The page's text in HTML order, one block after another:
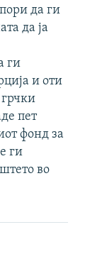
да ги
да ја
ги
и оти
грчки
пет
фонд за
ги
во